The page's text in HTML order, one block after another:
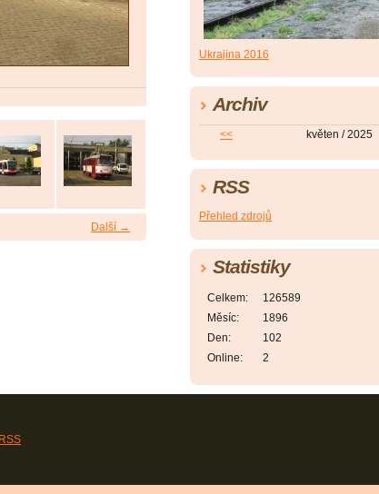
Další →
Ukrajina 2016
Archiv
<< květen / 2025
RSS
Přehled zdrojů
Statistiky
Online: 2
Celkem:
126589
Měsíc:
1896
Den:
102
RSS